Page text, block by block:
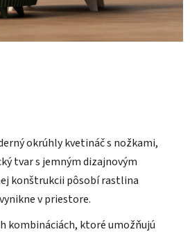
okrúhly kvetináč s nožkami,
tvar s jemným dizajnovým
konštrukcii pôsobí rastlina
v priestore.
kombináciách, ktoré umožňujú